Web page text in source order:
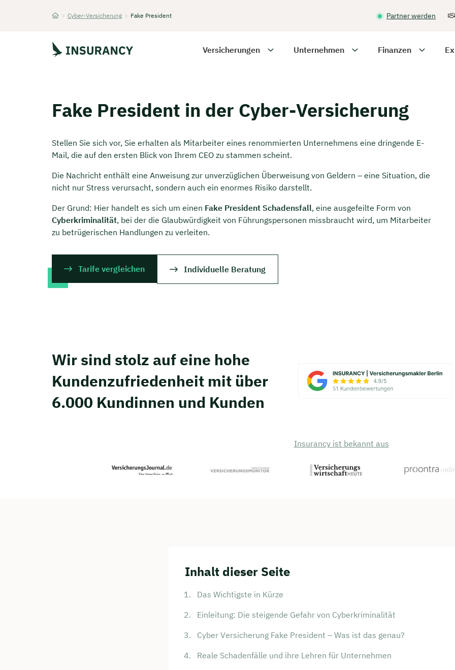
> Cyber-Versicherung > Fake President Partner werden
Versicherungen Unternehmen Finanzen
Fake President in der Cyber-Versicherung
Stellen Sie sich vor, Sie erhalten als Mitarbeiter eines renommierten Unternehmens eine dringende E-
Mail, die auf den ersten Blick von Ihrem CEO zu stammen scheint.
Die Nachricht enthält eine Anweisung zur unverzüglichen Überweisung von Geldern – eine Situation, die
nicht nur Stress verursacht, sondern auch ein enormes Risiko darstellt.
Der Grund: Hier handelt es sich um einen Fake President Schadensfall, eine ausgefeilte Form von
Cyberkriminalität, bei der die Glaubwürdigkeit von Führungspersonen missbraucht wird, um Mitarbeiter
zu betrügerischen Handlungen zu verleiten.
Tarife vergleichen Individuelle Beratung
Wir sind stolz auf eine hohe
Kunden­zufriedenheit mit über
6.000 Kundinnen und Kunden
Insurancy ist bekannt aus
Inhalt dieser Seite
Das Wichtigste in Kürze
Einleitung: Die steigende Gefahr von Cyberkriminalität
Cyber Versicherung Fake President – Was ist das genau?
Reale Schadenfälle und ihre Lehren für Unternehmen